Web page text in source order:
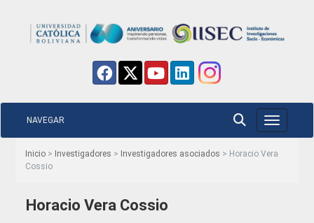
Toggle
NAVEGAR
Inicio > Investigadores > Investigadores asociados > Horacio Vera
Cossio
Horacio Vera Cossio